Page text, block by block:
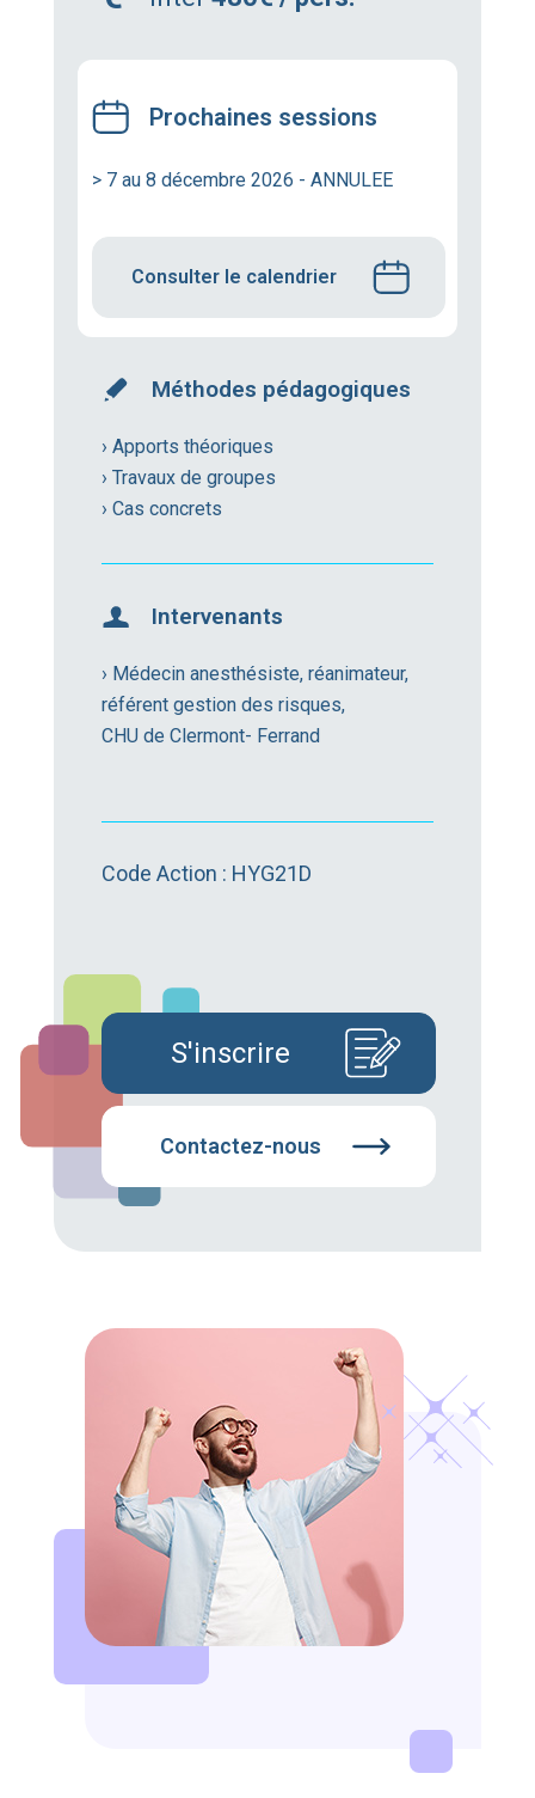
Prochaines sessions
> 7 au 8 décembre 2026 - ANNULEE
Consulter le calendrier
Méthodes pédagogiques
› Apports théoriques
› Travaux de groupes
› Cas concrets
Intervenants
› Médecin anesthésiste, réanimateur,
référent gestion des risques,
CHU de Clermont- Ferrand
Code Action : HYG21D
S'inscrire
Contactez-nous